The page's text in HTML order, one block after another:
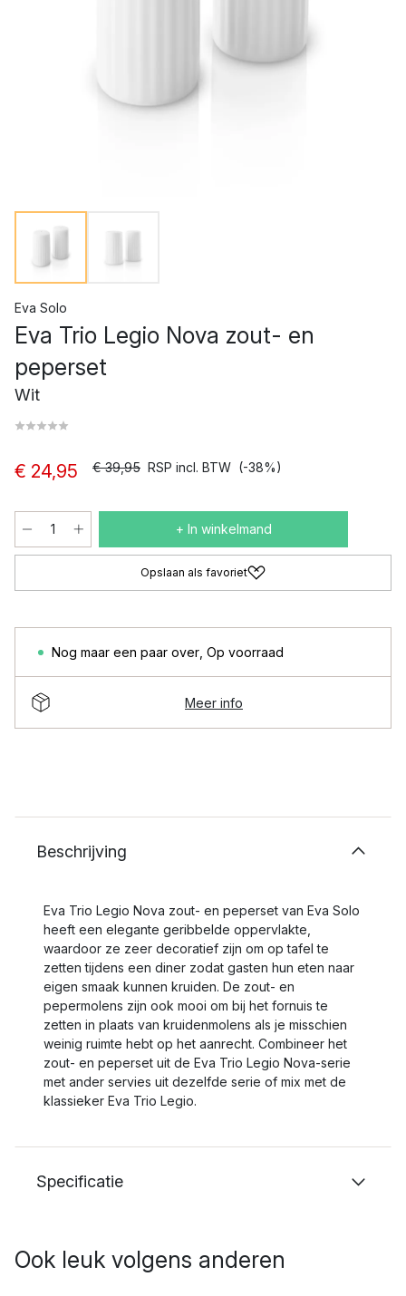
Eva Solo
Eva Trio Legio Nova zout- en
peperset
Wit
€ 24,95 € 39,95 RSP incl. BTW (-38%)
+ In winkelmand
Opslaan als favoriet
Nog maar een paar over Op voorraad
Meer info
Beschrijving
Eva Trio Legio Nova zout- en peperset van Eva Solo
heeft een elegante geribbelde oppervlakte,
waardoor ze zeer decoratief zijn om op tafel te
zetten tijdens een diner zodat gasten hun eten naar
eigen smaak kunnen kruiden. De zout- en
pepermolens zijn ook mooi om bij het fornuis te
zetten in plaats van kruidenmolens als je misschien
weinig ruimte hebt op het aanrecht. Combineer het
zout- en peperset uit de Eva Trio Legio Nova-serie
met ander servies uit dezelfde serie of mix met de
klassieker Eva Trio Legio.
Specificatie
Ook leuk volgens anderen